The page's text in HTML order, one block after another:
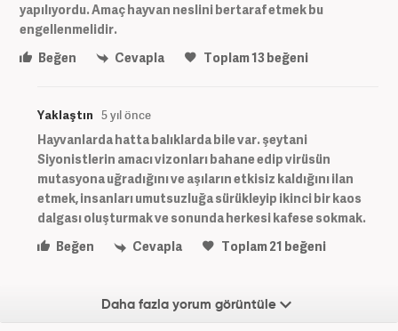
yapılıyordu. Amaç hayvan neslini bertaraf etmek bu
engellenmelidir.
Beğen
Cevapla Toplam13beğeni
Yaklaştın 5 yıl önce
Hayvanlarda hatta balıklarda bile var. şeytani
Siyonistlerin amacı vizonları bahane edip virüsün
mutasyona uğradığını ve aşıların etkisiz kaldığını ilan
etmek, insanları umutsuzluğa sürükleyip ikinci bir kaos
dalgası oluşturmak ve sonunda herkesi kafese sokmak.
Beğen
Cevapla Toplam21 beğeni
Daha fazla yorum görüntüle